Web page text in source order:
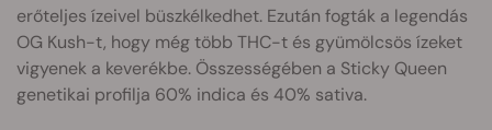
erőteljes ízeivel büszkélkedhet. Ezután fogták a legendás
OG Kush-t, hogy még több THC-t és gyümölcsös ízeket
vigyenek a keverékbe. Összességében a Sticky Queen
genetikai profilja 60% indica és 40% sativa.